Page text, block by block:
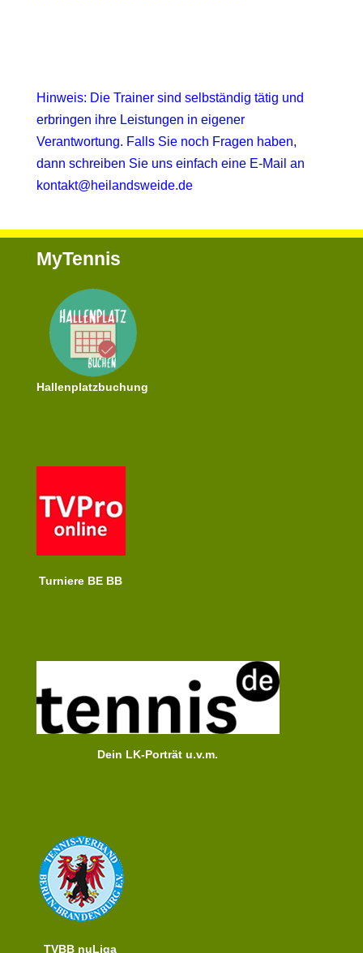
Hinweis: Die Trainer sind selbständig tätig und
erbringen ihre Leistungen in eigener
Verantwortung. Falls Sie noch Fragen haben,
dann schreiben Sie uns einfach eine E-Mail an
kontakt@heilandsweide.de
MyTennis
Hallenplatzbuchung
Turniere BE BB
Dein LK-Porträt u.v.m.
TVBB nuLiga